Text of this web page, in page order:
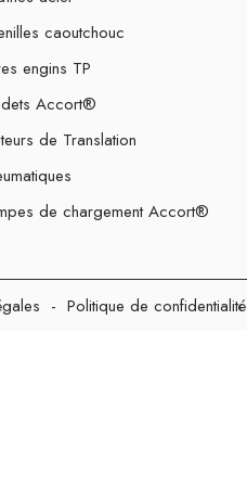
caoutchouc
engins TP
Accort®
de Translation
de chargement Accort®
- Politique de confidentialité